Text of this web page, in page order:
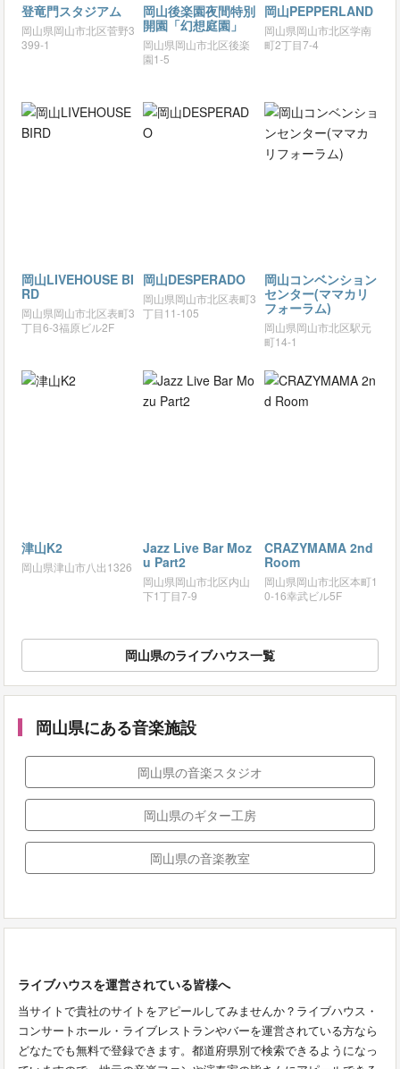
登竜門スタジアム
岡山県岡山市北区菅野3
399-1
岡山後楽園夜間特別
開園「幻想庭園」
岡山県岡山市北区後楽
園1-5
岡山PEPPERLAND
岡山県岡山市北区学南
町2丁目7-4
岡山LIVEHOUSE BI
RD
岡山県岡山市北区表町3
丁目6-3福原ビル2F
岡山DESPERADO
岡山県岡山市北区表町3
丁目11-105
岡山コンベンション
センター(ママカリ
フォーラム)
岡山県岡山市北区駅元
町14-1
津山K2
岡山県津山市八出1326
Jazz Live Bar Moz
u Part2
岡山県岡山市北区内山
下1丁目7-9
CRAZYMAMA 2nd
Room
岡山県岡山市北区本町1
0-16幸武ビル5F
岡山県のライブハウス一覧
岡山県にある音楽施設
岡山県の音楽スタジオ
岡山県のギター工房
岡山県の音楽教室
ライブハウスを運営されている皆様へ
当サイトで貴社のサイトをアピールしてみませんか？ライブハウス・
コンサートホール・ライブレストランやバーを運営されている方なら
どなたでも無料で登録できます。都道府県別で検索できるようになっ